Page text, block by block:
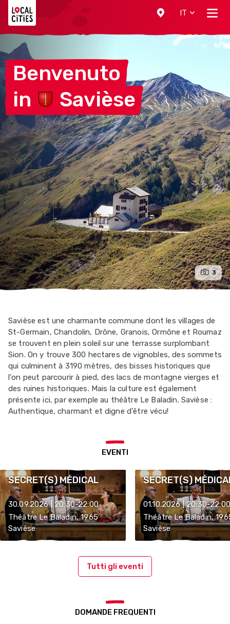
IT
Benvenuto
in
Savièse
3
Savièse est une charmante commune dont les villages de
St-Germain, Chandolin, Drône, Granois, Ormône et Roumaz
se trouvent en plein soleil sur une terrasse surplombant
Sion. On y trouve 300 hectares de vignobles, des sommets
qui culminent à 3190 mètres, des bisses historiques que
l'on peut parcourir à pied, des lacs de montagne vierges et
des ruines historiques. Mais la culture est également
présente ici, par exemple au théâtre Le Baladin. Savièse :
Authentique, charmant et digne d'être vécu!
EVENTI
SECRET(S) MÉDICAL
30.09.2026 | 20:30-22:00
Théâtre Le Baladin, 1965
Savièse
SECRET(S)
01.10.2026 | 20:30-22:00
Théâtre Le Baladin,
Savièse
Tutti gli eventi
DOMANDE FREQUENTI